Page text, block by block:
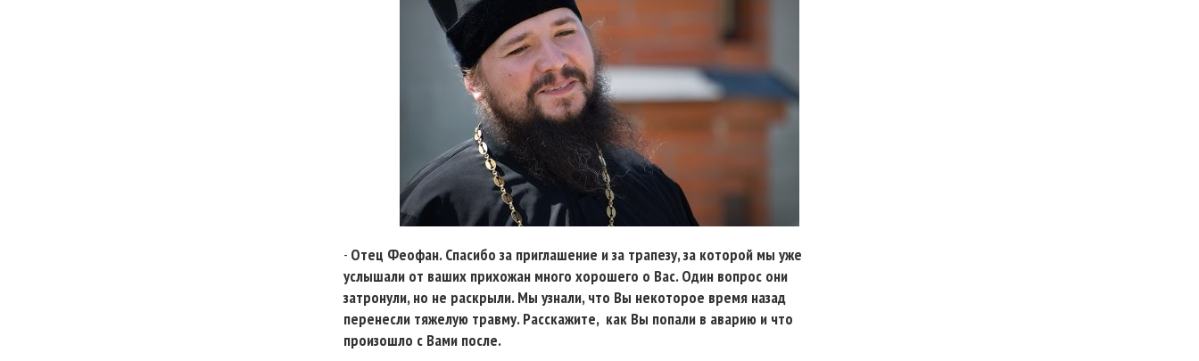
- Отец Феофан. Спасибо за приглашение и за трапезу, за которой мы уже
услышали от ваших прихожан много хорошего о Вас. Один вопрос они
затронули, но не раскрыли. Мы узнали, что Вы некоторое время назад
перенесли тяжелую травму. Расскажите, как Вы попали в аварию и что
произошло с Вами после.